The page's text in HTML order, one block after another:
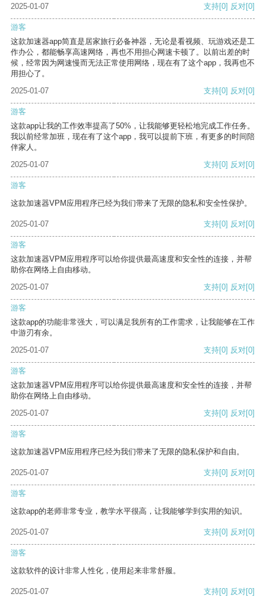
2025-01-07
支持[0] 反对[0]
游客
这款加速器app简直是居家旅行必备神器，无论是看视频、玩游戏还是工
作办公，都能畅享高速网络，再也不用担心网速卡顿了。以前出差的时
候，经常因为网速慢而无法正常使用网络，现在有了这个app，我再也不
用担心了。
2025-01-07
支持[0] 反对[0]
游客
这款app让我的工作效率提高了50%，让我能够更轻松地完成工作任务。
我以前经常加班，现在有了这个app，我可以提前下班，有更多的时间陪
伴家人。
2025-01-07
支持[0] 反对[0]
游客
这款加速器VPM应用程序已经为我们带来了无限的隐私和安全性保护。
2025-01-07 支持[0] 反对[0]
游客
这款加速器VPM应用程序可以给你提供最高速度和安全性的连接，并帮
助你在网络上自由移动。
2025-01-07
支持[0] 反对[0]
游客
这款app的功能非常强大，可以满足我所有的工作需求，让我能够在工作
中游刃有余。
2025-01-07
支持[0] 反对[0]
游客
这款加速器VPM应用程序可以给你提供最高速度和安全性的连接，并帮
助你在网络上自由移动。
2025-01-07
支持[0] 反对[0]
游客
这款加速器VPM应用程序已经为我们带来了无限的隐私保护和自由。
2025-01-07 支持[0] 反对[0]
游客
这款app的老师非常专业，教学水平很高，让我能够学到实用的知识。
2025-01-07 支持[0] 反对[0]
游客
这款软件的设计非常人性化，使用起来非常舒服。
2025-01-07 支持[0] 反对[0]